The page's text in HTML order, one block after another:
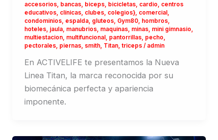
accesorios, bancas, biceps, bicicletas, cardio
centros
educativos, clínicas, clubes, colegios}, comercial,
condominios, espalda, gluteos, Gym80, hombros,
hoteles, jaula, manubrios, maquinas, minas, mini gimnasio
multiestacion, multifuncional, pantorrillas, pecho
pectorales, piernas, smith, Titan, triceps/ admin
En ACTIVELIFE te presentamos la Nueva
Linea Titan, la marca reconocida por su
biomecánica perfecta y apariencia
imponente.